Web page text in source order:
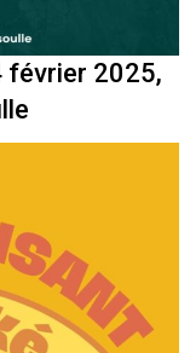
février 2025,